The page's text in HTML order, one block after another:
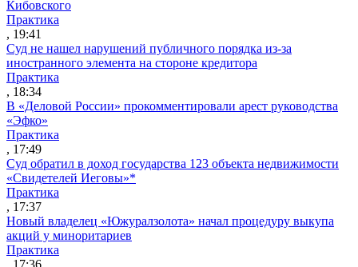
Кибовского
Практика
, 19:41
Суд не нашел нарушений публичного порядка из-за
иностранного элемента на стороне кредитора
Практика
, 18:34
В «Деловой России» прокомментировали арест руководства
«Эфко»
Практика
, 17:49
Суд обратил в доход государства 123 объекта недвижимости
«Свидетелей Иеговы»*
Практика
, 17:37
Новый владелец «Южуралзолота» начал процедуру выкупа
акций у миноритариев
Практика
, 17:36